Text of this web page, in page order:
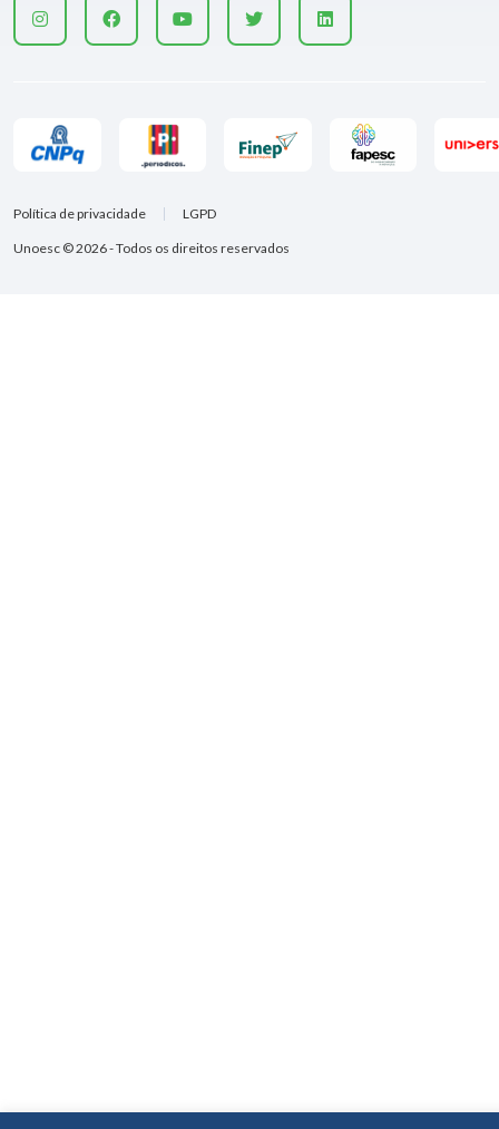
Unoesc © 2026 - Todos os direitos reservados
Política de privacidade LGPD